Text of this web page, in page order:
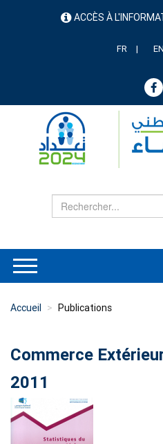
menu ACCÈS À
FR EN
Accueil Publications
Commerce
2011